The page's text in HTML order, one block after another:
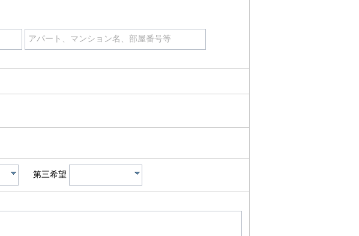
アパート、マンション名、部屋番号等
第三希望